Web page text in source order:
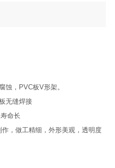
板
蚀，PVC板V形架。
无缝焊接
命长
，做工精细，外形美观，透明度